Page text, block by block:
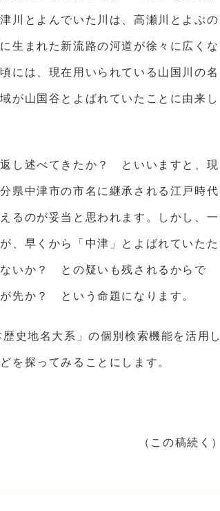
川とよんでいた川は、高瀬川とよぶの
生まれた新流路の河道が徐々に広くな
には、現在用いられている山国川の名
が山国谷とよばれていたことに由来し
し述べてきたか？ といいますと、現
県中津市の市名に継承される江戸時代
るのが妥当と思われます。しかし、一
、早くから「中津」とよばれていたた
いか？ との疑いも残されるからで
先か？ という命題になります。
史地名大系」の個別検索機能を活用し
を探ってみることにします。
（この稿続く）